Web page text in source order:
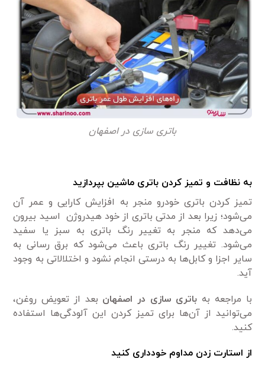
باتری سازی در اصفهان
به نظافت و تمیز کردن باتری ماشین بپردازید
تمیز کردن باتری خودرو منجر به افزایش کارایی و عمر آن
می‌شود؛ زیرا بعد از مدتی باتری از خود هیدروژن اسید بیرون
می‌دهد که منجر به تغییر رنگ باتری به سبز یا سفید
می‌شود. تغییر رنگ باتری باعث می‌شود که برق رسانی به
سایر اجزا و کابل‌ها به درستی انجام نشود و اختلالاتی به وجود
آید.
با مراجعه به باتری سازی در اصفهان بعد از تعویض روغن،
می‌توانید از آن‌ها برای تمیز کردن این آلودگی‌ها استفاده
کنید.
از استارت زدن مداوم خودداری کنید